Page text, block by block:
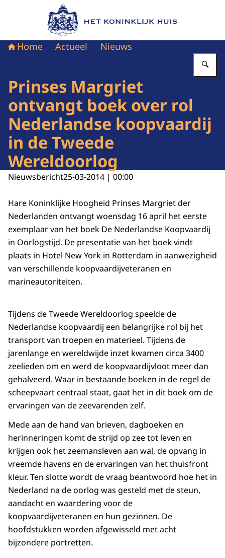
Naar de homepage van Het Koninklijk Huis
Home Actueel Nieuws
Prinses Margriet
ontvangt boek over rol
Nederlandse koopvaardij
in de Tweede
Wereldoorlog
Nieuwsbericht25-03-2014 | 00:00
Hare Koninklijke Hoogheid Prinses Margriet der
Nederlanden ontvangt woensdag 16 april het eerste
exemplaar van het boek De Nederlandse Koopvaardij
in Oorlogstijd. De presentatie van het boek vindt
plaats in Hotel New York in Rotterdam in aanwezigheid
van verschillende koopvaardijveteranen en
marineautoriteiten.
Tijdens de Tweede Wereldoorlog speelde de
Nederlandse koopvaardij een belangrijke rol bij het
transport van troepen en materieel. Tijdens de
jarenlange en wereldwijde inzet kwamen circa 3400
zeelieden om en werd de koopvaardijvloot meer dan
gehalveerd. Waar in bestaande boeken in de regel de
scheepvaart centraal staat, gaat het in dit boek om de
ervaringen van de zeevarenden zelf.
Mede aan de hand van brieven, dagboeken en
herinneringen komt de strijd op zee tot leven en
krijgen ook het zeemansleven aan wal, de opvang in
vreemde havens en de ervaringen van het thuisfront
kleur. Ten slotte wordt de vraag beantwoord hoe het in
Nederland na de oorlog was gesteld met de steun,
aandacht en waardering voor de
koopvaardijveteranen en hun gezinnen. De
hoofdstukken worden afgewisseld met acht
bijzondere portretten.